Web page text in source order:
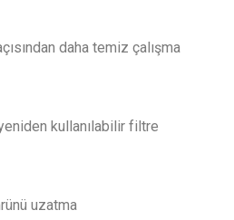
daha temiz çalışma
kullanılabilir filtre
uzatma